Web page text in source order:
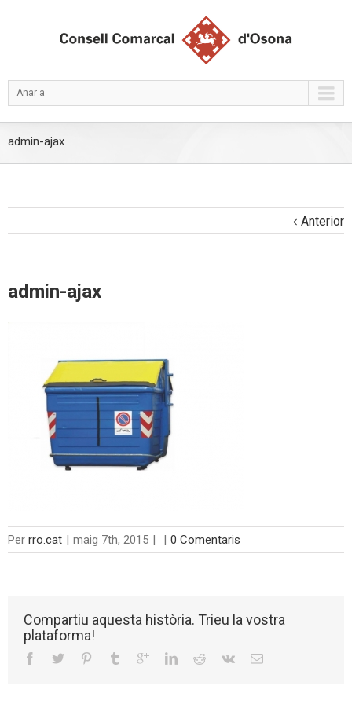
Anar a
admin-ajax
Anterior
admin-ajax
Per rro.cat | maig 7th, 2015 | | 0 Comentaris
Compartiu aquesta història. Trieu la vostra
plataforma!